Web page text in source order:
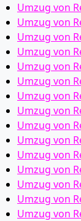
Umzug von
Umzug von
Umzug von
Umzug von
Umzug von
Umzug von
Umzug von
Umzug von
Umzug von
Umzug von
Umzug von
Umzug von
Umzug von
Umzug von
Umzug von